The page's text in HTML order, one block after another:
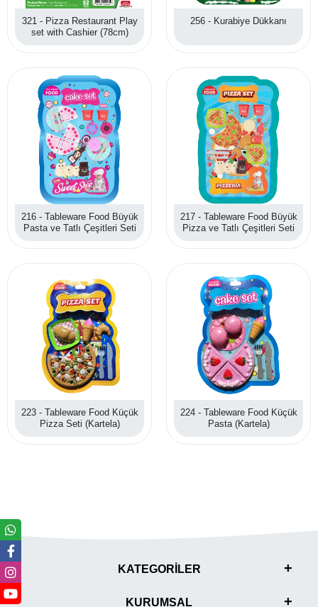
321 - Pizza Restaurant Play
set with Cashier (78cm)
256 - Kurabiye Dükkanı
216 - Tableware Food Büyük
Pasta ve Tatlı Çeşitleri Seti
217 - Tableware Food Büyük
Pizza ve Tatlı Çeşitleri Seti
223 - Tableware Food Küçük
Pizza Seti (Kartela)
224 - Tableware Food Küçük
Pasta (Kartela)
KATEGORİLER
KURUMSAL